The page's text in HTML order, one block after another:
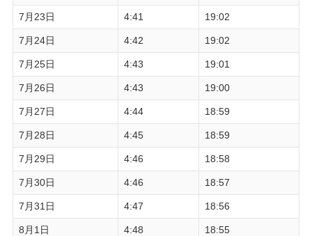
7月23日 4:41 19:02
7月24日 4:42 19:02
7月25日 4:43 19:01
7月26日 4:43 19:00
7月27日 4:44 18:59
7月28日 4:45 18:59
7月29日 4:46 18:58
7月30日 4:46 18:57
7月31日 4:47 18:56
8月1日 4:48 18:55